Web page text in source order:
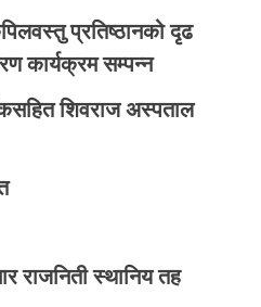
प्रतिष्ठानको दृढ
कार्यक्रम सम्पन्न
शिवराज अस्पताल
राजनिती स्थानिय तह